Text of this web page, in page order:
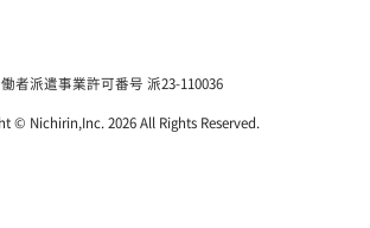
者派遣事業許可番号 派23-110036
© Nichirin,Inc.2026 All Rights Reserved.